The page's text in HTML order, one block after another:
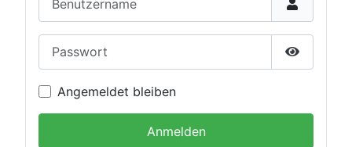
Passwort
Angemeldet bleiben
Anmelden